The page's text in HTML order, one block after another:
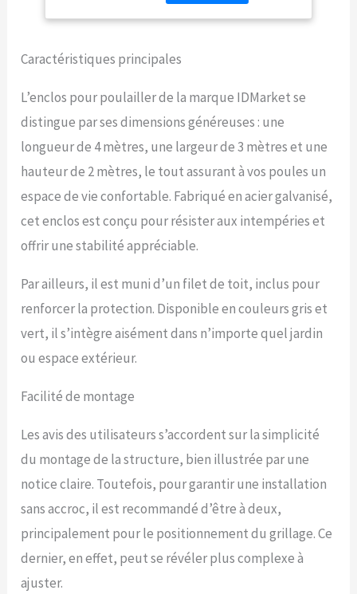
Pratique avec sa porte à
fermeture par loquet, c'est
dizaine de poules Équipé
waterproof et anti-UV,
cette volière offre une
partie ombragée optimale
Diamètre des tubes de la
structure : 19 MM. Longueur
4 x largeur 3 x hauteur 2 M
Caractéristiques principales
L’enclos pour poulailler de la marque IDMarket se
distingue par ses dimensions généreuses : une
longueur de 4 mètres, une largeur de 3 mètres et une
hauteur de 2 mètres, le tout assurant à vos poules un
espace de vie confortable. Fabriqué en acier galvanisé,
cet enclos est conçu pour résister aux intempéries et
offrir une stabilité appréciable.
Par ailleurs, il est muni d’un filet de toit, inclus pour
renforcer la protection. Disponible en couleurs gris et
vert, il s’intègre aisément dans n’importe quel jardin
ou espace extérieur.
Facilité de montage
Les avis des utilisateurs s’accordent sur la simplicité
du montage de la structure, bien illustrée par une
notice claire. Toutefois, pour garantir une installation
sans accroc, il est recommandé d’être à deux,
principalement pour le positionnement du grillage. Ce
dernier, en effet, peut se révéler plus complexe à
ajuster.